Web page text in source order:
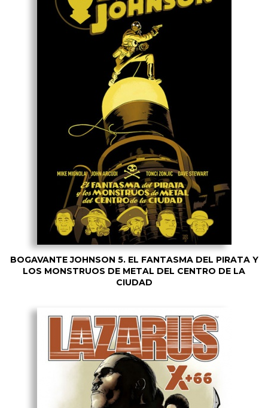
BOGAVANTE JOHNSON 5. EL FANTASMA DEL PIRATA Y
LOS MONSTRUOS DE METAL DEL CENTRO DE LA
CIUDAD